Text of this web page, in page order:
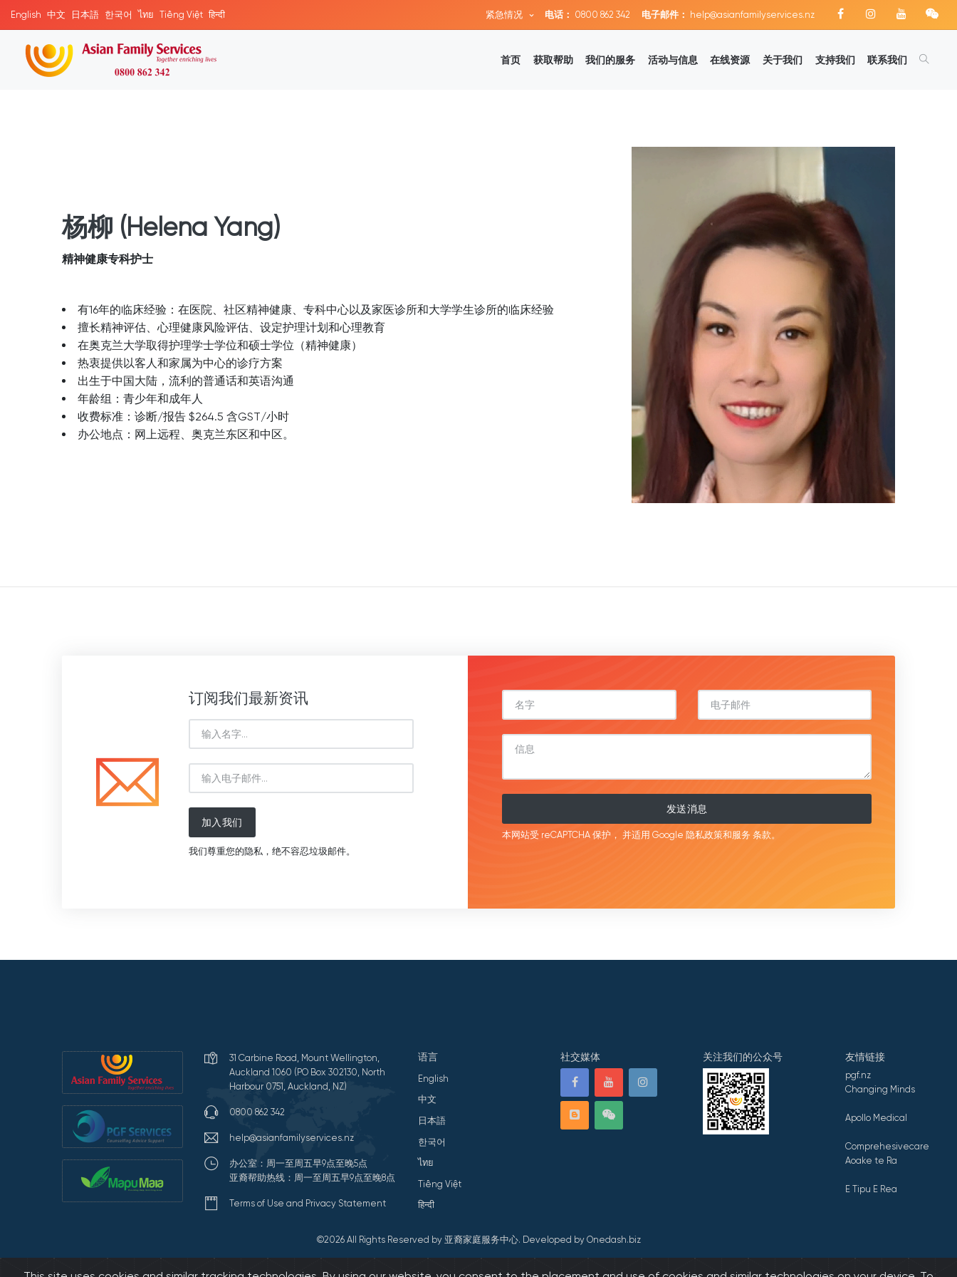
English 中文 日本語 한국어 ไทย Tiếng Việt हिन्दी 紧急情况 电话： 0800 862 342 电子邮件： help@asianfamilyservices.nz
首页 获取帮助 我们的服务 活动与信息 在线资源 关于我们 支持我们 联系我们
杨柳 (Helena Yang)
精神健康专科护士
有16年的临床经验：在医院、社区精神健康、专科中心以及家医诊所和大学学生诊所的临床经验
擅长精神评估、心理健康风险评估、设定护理计划和心理教育
在奥克兰大学取得护理学士学位和硕士学位（精神健康）
热衷提供以客人和家属为中心的诊疗方案
出生于中国大陆，流利的普通话和英语沟通
年龄组：青少年和成年人
收费标准：诊断/报告 $264.5 含GST/小时
办公地点：网上远程、奥克兰东区和中区。
订阅我们最新资讯
加入我们
我们尊重您的隐私，绝不容忍垃圾邮件。
发送消息
本网站受 reCAPTCHA 保护， 并适用 Google 隐私政策和服务 条款。
语言
English
中文
日本語
한국어
ไทย
Tiếng Việt
हिन्दी
社交媒体 关注我们的公众号
31 Carbine Road, Mount Wellington,
Auckland 1060 (PO Box 302130, North
Harbour 0751, Auckland, NZ)
0800 862 342
help@asianfamilyservices.nz
办公室：周一至周五早9点至晚5点
亚裔帮助热线：周一至周五早9点至晚8点
Terms of Use and Privacy Statement
友情链接
pgf.nz
Changing Minds
Apollo Medical
Comprehesivecare
Aoake te Ra
E Tipu E Rea
©2026 All Rights Reserved by 亚裔家庭服务中心. Developed by Onedash.biz